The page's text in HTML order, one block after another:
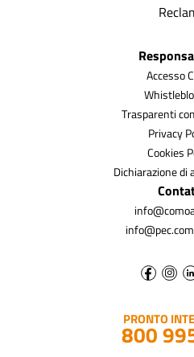
Accesso
Trasparenti
Privacy
Cookies
Dichiarazione di
PRONTO
800